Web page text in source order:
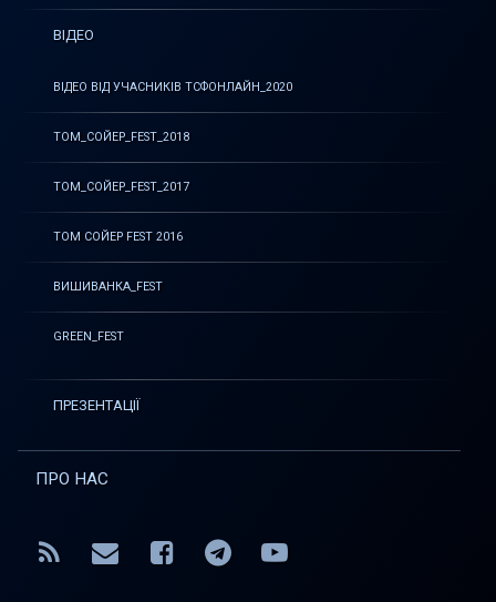
ВІДЕО
ВІДЕО ВІД УЧАСНИКІВ ТСФОНЛАЙН_2020
ТОМ_СОЙЕР_FEST_2018
ТОМ_СОЙЕР_FEST_2017
ТОМ СОЙЕР FEST 2016
ВИШИВАНКА_FEST
GREEN_FEST
ПРЕЗЕНТАЦІЇ
ПРО НАС
RSS E-mailFacebook
TelegramYouTube